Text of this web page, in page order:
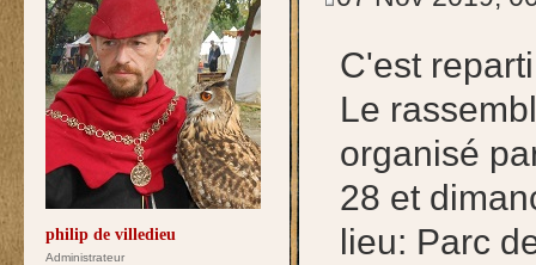
philip de villedieu
Administrateur
C'est
Le
organisé
28 et
lieu: Parc